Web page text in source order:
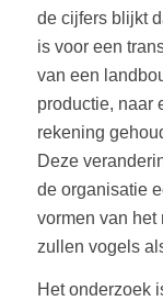
de cijfers blijkt
is voor een
van een
productie, naar
rekening
Deze
de organisatie
vormen van
zullen vogels
Het onderzoek